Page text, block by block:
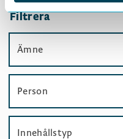
Filtrera
Ämne
Person
Innehållstyp